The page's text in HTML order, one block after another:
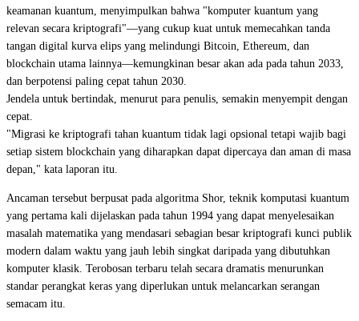
keamanan kuantum, menyimpulkan bahwa "komputer kuantum yang
relevan secara kriptografi"—yang cukup kuat untuk memecahkan tanda
tangan digital kurva elips yang melindungi Bitcoin, Ethereum, dan
blockchain utama lainnya—kemungkinan besar akan ada pada tahun 2033,
dan berpotensi paling cepat tahun 2030.
Jendela untuk bertindak, menurut para penulis, semakin menyempit dengan
cepat.
"Migrasi ke kriptografi tahan kuantum tidak lagi opsional tetapi wajib bagi
setiap sistem blockchain yang diharapkan dapat dipercaya dan aman di masa
depan," kata laporan itu.
Ancaman tersebut berpusat pada algoritma Shor, teknik komputasi kuantum
yang pertama kali dijelaskan pada tahun 1994 yang dapat menyelesaikan
masalah matematika yang mendasari sebagian besar kriptografi kunci publik
modern dalam waktu yang jauh lebih singkat daripada yang dibutuhkan
komputer klasik. Terobosan terbaru telah secara dramatis menurunkan
standar perangkat keras yang diperlukan untuk melancarkan serangan
semacam itu.